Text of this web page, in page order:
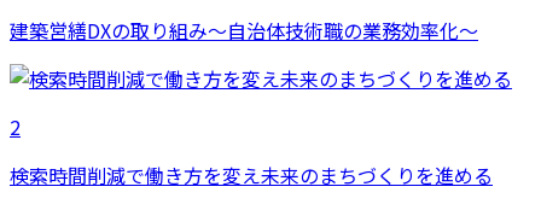
建築営繕DXの取り組み～自治体技術職の業務効率化～
2
検索時間削減で働き方を変え未来のまちづくりを進める